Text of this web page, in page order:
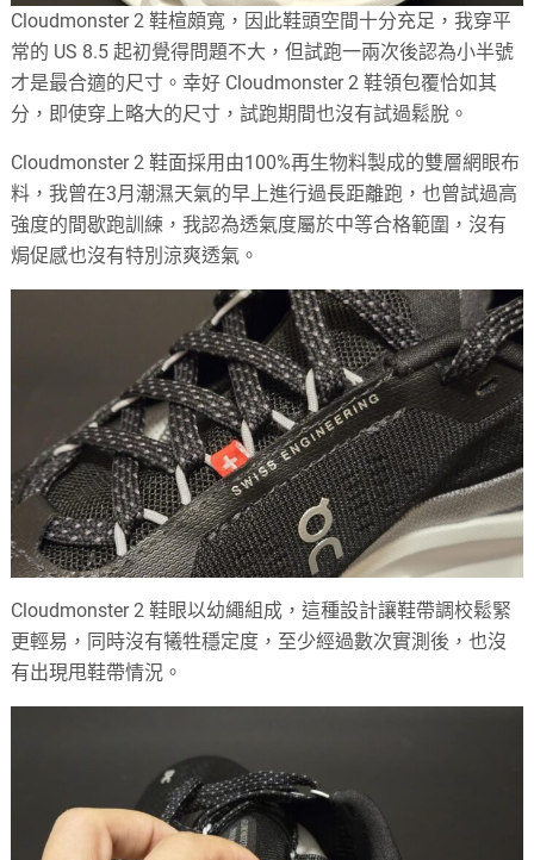
Cloudmonster 2 鞋楦頗寬，因此鞋頭空間十分充足，我穿平
常的 US 8.5 起初覺得問題不大，但試跑一兩次後認為小半號
才是最合適的尺寸。幸好 Cloudmonster 2 鞋領包覆恰如其
分，即使穿上略大的尺寸，試跑期間也沒有試過鬆脫。
Cloudmonster 2 鞋面採用由100%再生物料製成的雙層網眼布
料，我曾在3月潮濕天氣的早上進行過長距離跑，也曾試過高
強度的間歇跑訓練，我認為透氣度屬於中等合格範圍，沒有
焗促感也沒有特別涼爽透氣。
Cloudmonster 2 鞋眼以幼繩組成，這種設計讓鞋帶調校鬆緊
更輕易，同時沒有犧牲穩定度，至少經過數次實測後，也沒
有出現甩鞋帶情況。